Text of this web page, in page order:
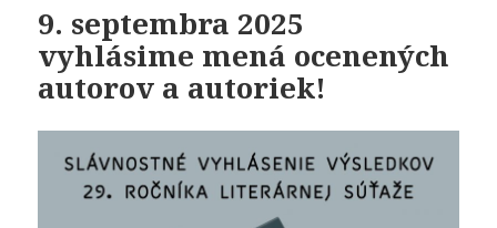
9. septembra 2025
vyhlásime mená ocenených
autorov a autoriek!